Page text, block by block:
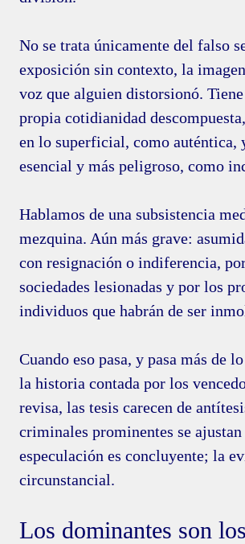
No se trata únicamente del falso
exposición sin contexto, la
voz que alguien distorsionó.
propia cotidianidad
en lo superficial, como auténtica,
esencial y más peligroso, como
Hablamos de una subsistencia
mezquina. Aún más grave:
con resignación o indiferencia,
sociedades lesionadas y por los
individuos que habrán de ser
Cuando eso pasa, y pasa más de
la historia contada por los
revisa, las tesis carecen de
criminales prominentes se
especulación es concluyente; la
circunstancial.
Los dominantes son los